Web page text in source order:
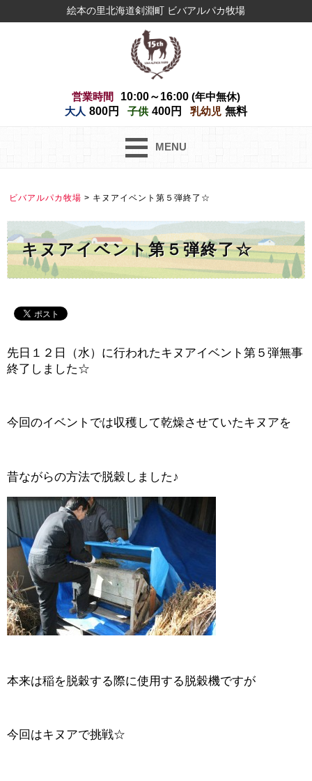
絵本の里北海道剣淵町 ビバアルパカ牧場
営業時間 10:00～16:00 (年中無休)
大人 800円 子供 400円 乳幼児 無料
MENU
ビバアルパカ牧場 > キヌアイベント第５弾終了☆
キヌアイベント第５弾終了☆
先日１２日（水）に行われたキヌアイベント第５弾無事
終了しました☆
今回のイベントでは収穫して乾燥させていたキヌアを
昔ながらの方法で脱穀しました♪
本来は稲を脱穀する際に使用する脱穀機ですが
今回はキヌアで挑戦☆